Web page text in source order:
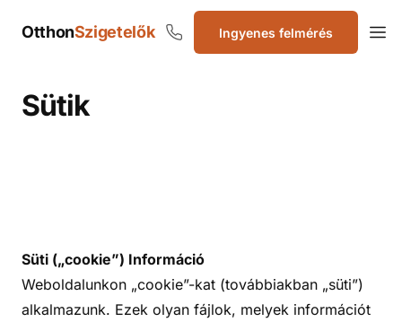
OtthonSzigetelők Ingyenes felmérés
Szigetelők
Sütik
Süti („cookie”) Információ
Weboldalunkon „cookie”-kat (továbbiakban „süti”)
alkalmazunk. Ezek olyan fájlok, melyek információt